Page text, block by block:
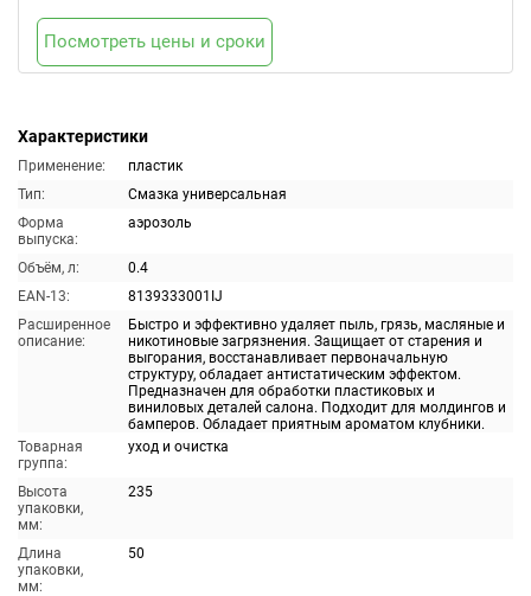
Характеристики
Применение:
пластик
Тип:
Смазка универсальная
Форма
выпуска:
аэрозоль
Объём, л:
0.4
EAN-13:
8139333001IJ
Расширенное
описание:
Быстро и эффективно удаляет пыль, грязь, масляные и
никотиновые загрязнения. Защищает от старения и
выгорания, восстанавливает первоначальную
структуру, обладает антистатическим эффектом.
Предназначен для обработки пластиковых и
виниловых деталей салона. Подходит для молдингов и
бамперов. Обладает приятным ароматом клубники.
Товарная
группа:
уход и очистка
Высота
упаковки,
мм:
235
Длина
упаковки,
мм:
50
Посмотреть цены и сроки